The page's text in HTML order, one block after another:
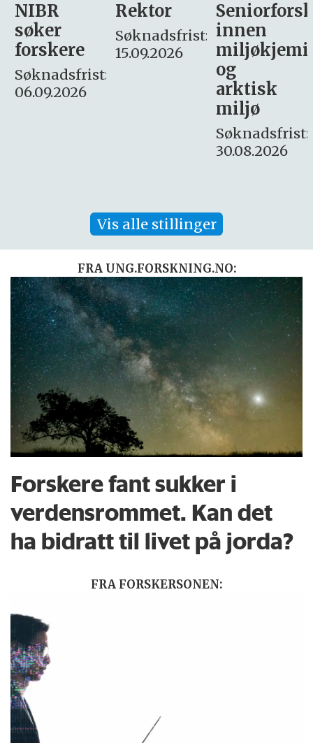
Rektor
Søknadsfrist:
15.09.2026
Seniorforsker
innen
miljøkjemi
søker
– fast
Søknadsfrist:
16. august.
Vis alle stillinger
FRA UNG.FORSKNING.NO:
Forskere fant sukker i
verdensrommet. Kan det
ha bidratt til livet på jorda?
FRA FORSKERSONEN: